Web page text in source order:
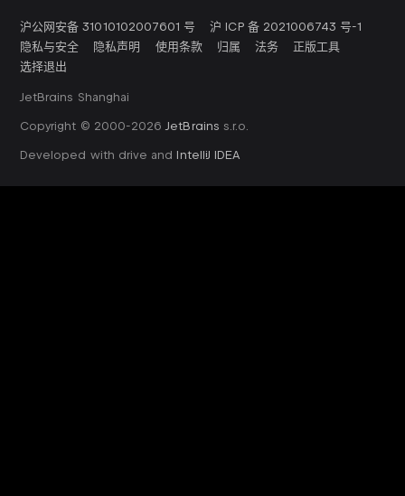
沪公网安备 31010102007601 号
沪 ICP 备 2021006743 号-1
隐私与安全
隐私声明 使用条款 归属 法务
正版工具
选择退出
JetBrains Shanghai
Copyright © 2000-2026 JetBrains s.r.o.
Developed with drive and IntelliJ IDEA